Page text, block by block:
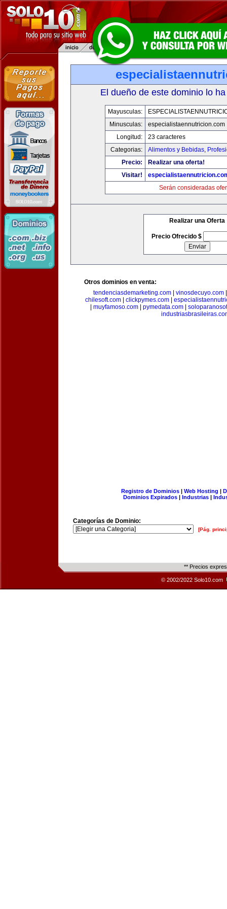
El dueño de este dominio lo
Mayusculas:
Minusculas:
especialistaennutricion.com
Longitud:
23 caracteres
Categorias:
Alimentos y Bebidas,
Precio:
Realizar una oferta!
Visitar!
Serán consideradas
Realizar una Oferta
Precio Ofrecido $
Otros dominios en venta:
tendenciasdemarketing.com| vinosdecuyo.com
chilesoft.com
clickpymes.com
muyfamoso.com pymedata.com
Registro de Dominios| Web Hosting |
Dominios Expirados | Industrias |
Categorías de Dominio:
[Pág.
** Precios
© 2002/2022 Solo10.com